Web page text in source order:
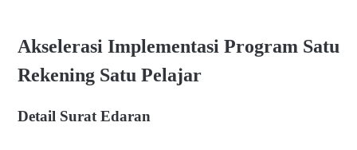
Akselerasi Implementasi Program Satu
Rekening Satu Pelajar
Detail Surat Edaran